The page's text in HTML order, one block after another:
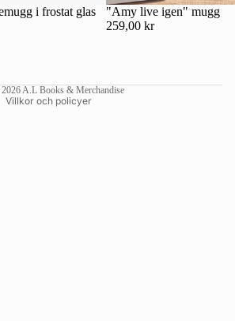
i frostat glas
"Amy live igen" mugg
259,00 kr
A.L Books & Merchandise
Villkor och policyer